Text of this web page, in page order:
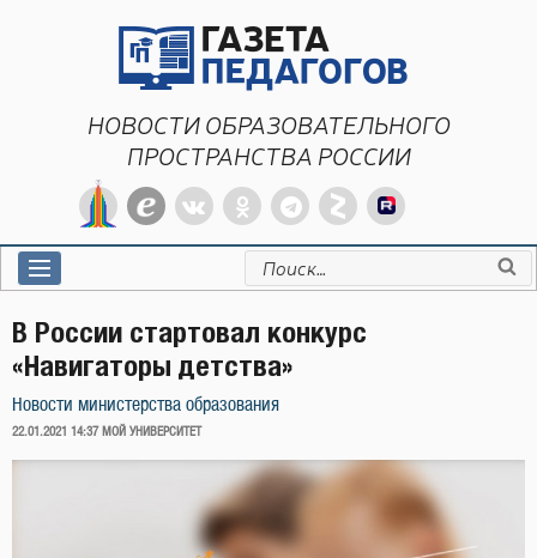
НОВОСТИ ОБРАЗОВАТЕЛЬНОГО
ПРОСТРАНСТВА РОССИИ
Искать:
В России стартовал конкурс
«Навигаторы детства»
Новости министерства образования
ОПУБЛИКОВАНО
22.01.2021 14:37 МОЙ УНИВЕРСИТЕТ